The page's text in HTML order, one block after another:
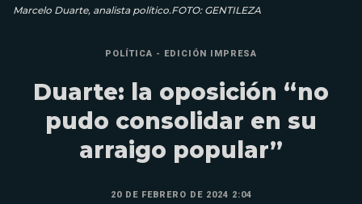
Marcelo Duarte, analista político.FOTO: GENTILEZA
POLÍTICA - EDICIÓN IMPRESA
Duarte: la oposición “no
pudo consolidar en su
arraigo popular”
20 DE FEBRERO DE 2024 2:04